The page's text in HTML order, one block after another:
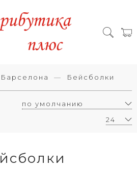
Бейсболки